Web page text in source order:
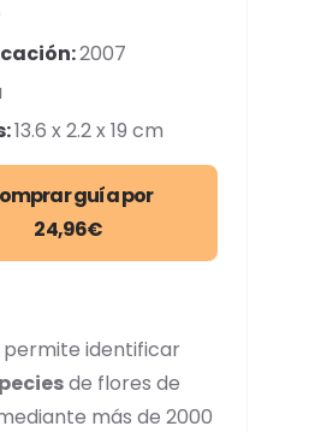
2007
13.6 x 2.2 x 19 cm
guía por
24,96€
permite identificar
de flores de
más de 2000